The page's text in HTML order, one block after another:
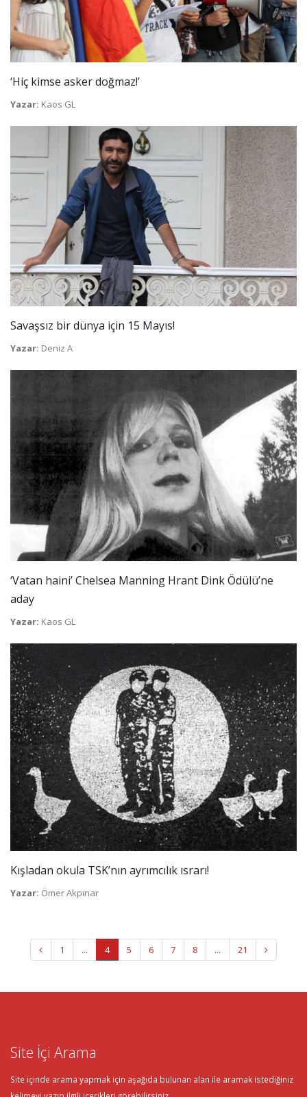
‘Hiç kimse asker doğmaz!’
Yazar: Kaos GL
Savaşsız bir dünya için 15 Mayıs!
Yazar: Deniz A
‘Vatan haini’ Chelsea Manning Hrant Dink Ödülü’ne
aday
Yazar: Kaos GL
Kışladan okula TSK’nın ayrımcılık ısrarı!
Yazar: Ömer Akpınar
1 ... 4 5 6 7 8 ... 21
Site İçi Arama
Site içinde arama yapmak için aşağıda bulunan alan ile aramak istediğiniz